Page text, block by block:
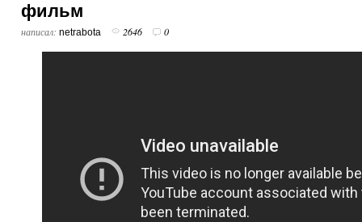
фильм
написал: netrabota 2646 0